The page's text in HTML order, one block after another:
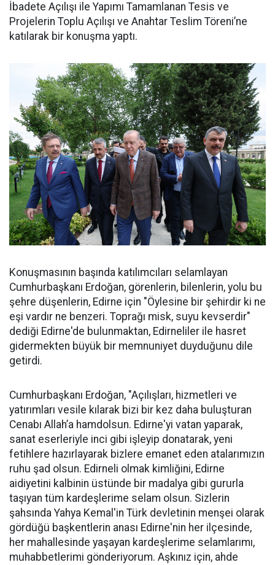
İbadete Açılışı ile Yapımı Tamamlanan Tesis ve
Projelerin Toplu Açılışı ve Anahtar Teslim Töreni’ne
katılarak bir konuşma yaptı.
Konuşmasının başında katılımcıları selamlayan
Cumhurbaşkanı Erdoğan, görenlerin, bilenlerin, yolu bu
şehre düşenlerin, Edirne için "Öylesine bir şehirdir ki ne
eşi vardır ne benzeri. Toprağı misk, suyu kevserdir"
dediği Edirne'de bulunmaktan, Edirneliler ile hasret
gidermekten büyük bir memnuniyet duyduğunu dile
getirdi.
Cumhurbaşkanı Erdoğan, "Açılışları, hizmetleri ve
yatırımları vesile kılarak bizi bir kez daha buluşturan
Cenabı Allah’a hamdolsun. Edirne'yi vatan yaparak,
sanat eserleriyle inci gibi işleyip donatarak, yeni
fetihlere hazırlayarak bizlere emanet eden atalarımızın
ruhu şad olsun. Edirneli olmak kimliğini, Edirne
aidiyetini kalbinin üstünde bir madalya gibi gururla
taşıyan tüm kardeşlerime selam olsun. Sizlerin
şahsında Yahya Kemal'in Türk devletinin menşei olarak
gördüğü başkentlerin anası Edirne'nin her ilçesinde,
her mahallesinde yaşayan kardeşlerime selamlarımı,
muhabbetlerimi gönderiyorum. Aşkınız için, ahde